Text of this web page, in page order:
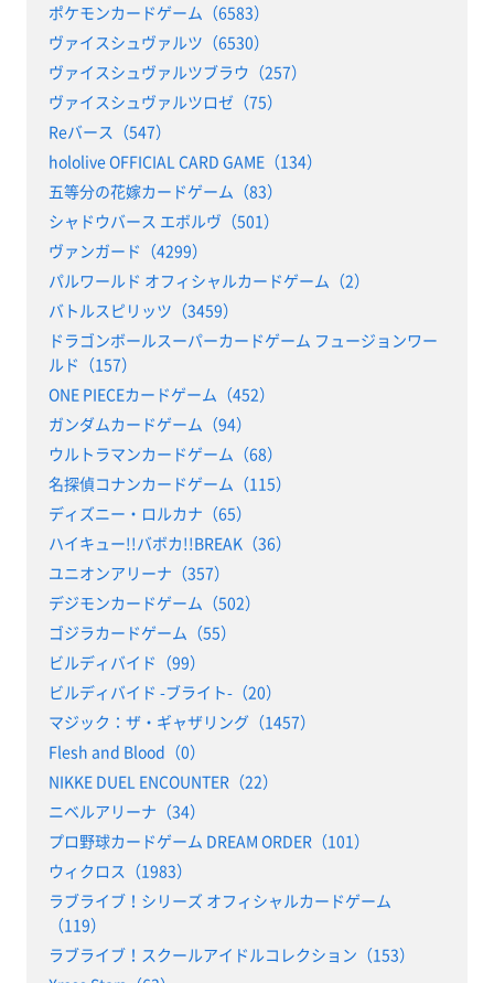
ポケモンカードゲーム（6583）
ヴァイスシュヴァルツ（6530）
ヴァイスシュヴァルツブラウ（257）
ヴァイスシュヴァルツロゼ（75）
Reバース（547）
hololive OFFICIAL CARD GAME（134）
五等分の花嫁カードゲーム（83）
シャドウバース エボルヴ（501）
ヴァンガード（4299）
パルワールド オフィシャルカードゲーム（2）
バトルスピリッツ（3459）
ドラゴンボールスーパーカードゲーム フュージョンワー
ルド（157）
ONE PIECEカードゲーム（452）
ガンダムカードゲーム（94）
ウルトラマンカードゲーム（68）
名探偵コナンカードゲーム（115）
ディズニー・ロルカナ（65）
ハイキュー!!バボカ!!BREAK（36）
ユニオンアリーナ（357）
デジモンカードゲーム（502）
ゴジラカードゲーム（55）
ビルディバイド（99）
ビルディバイド -ブライト-（20）
マジック：ザ・ギャザリング（1457）
Flesh and Blood（0）
NIKKE DUEL ENCOUNTER（22）
ニベルアリーナ（34）
プロ野球カードゲーム DREAM ORDER（101）
ウィクロス（1983）
ラブライブ！シリーズ オフィシャルカードゲーム
（119）
ラブライブ！スクールアイドルコレクション（153）